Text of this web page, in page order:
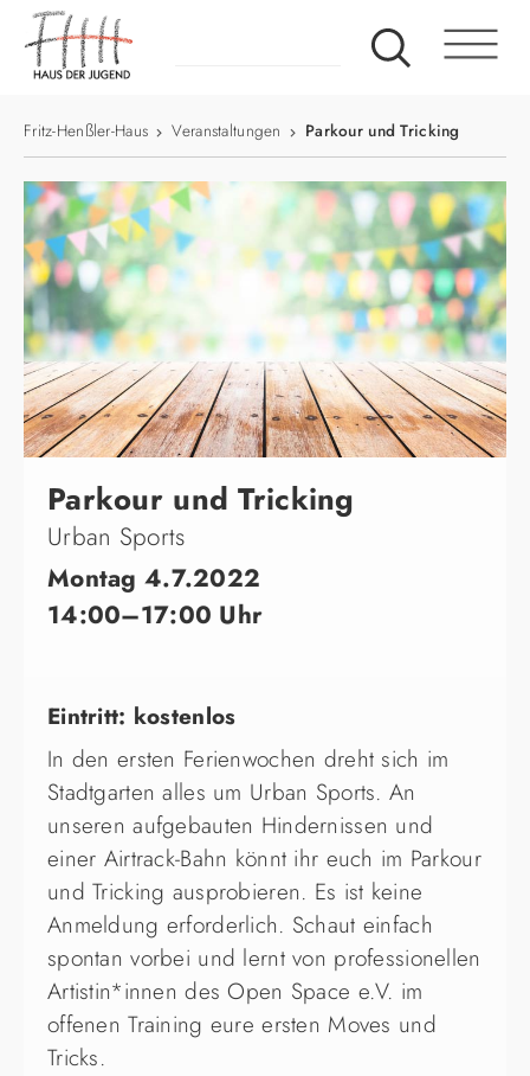
Fritz-Henßler-Haus Veranstaltungen Parkour und Tricking
Parkour und Tricking
Urban Sports
Montag 4.7.2022
14:00–17:00 Uhr
Eintritt: kostenlos
In den ersten Ferienwochen dreht sich im
Stadtgarten alles um Urban Sports. An
unseren aufgebauten Hindernissen und
einer Airtrack-Bahn könnt ihr euch im Parkour
und Tricking ausprobieren. Es ist keine
Anmeldung erforderlich. Schaut einfach
spontan vorbei und lernt von professionellen
Artistin*innen des Open Space e.V. im
offenen Training eure ersten Moves und
Tricks.